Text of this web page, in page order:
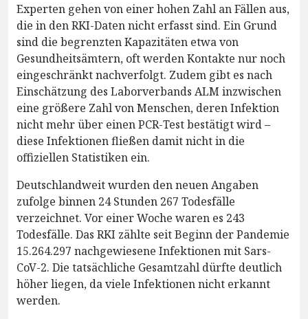
Experten gehen von einer hohen Zahl an Fällen aus,
die in den RKI-Daten nicht erfasst sind. Ein Grund
sind die begrenzten Kapazitäten etwa von
Gesundheitsämtern, oft werden Kontakte nur noch
eingeschränkt nachverfolgt. Zudem gibt es nach
Einschätzung des Laborverbands ALM inzwischen
eine größere Zahl von Menschen, deren Infektion
nicht mehr über einen PCR-Test bestätigt wird –
diese Infektionen fließen damit nicht in die
offiziellen Statistiken ein.
Deutschlandweit wurden den neuen Angaben
zufolge binnen 24 Stunden 267 Todesfälle
verzeichnet. Vor einer Woche waren es 243
Todesfälle. Das RKI zählte seit Beginn der Pandemie
15.264.297 nachgewiesene Infektionen mit Sars-
CoV-2. Die tatsächliche Gesamtzahl dürfte deutlich
höher liegen, da viele Infektionen nicht erkannt
werden.